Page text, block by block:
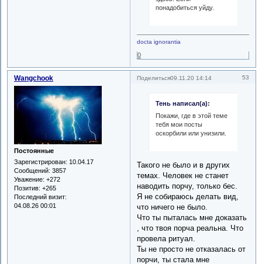
понадобиться уйду.
docta ignorantia
0
Поделиться 53
09.11.20 14:14
Wangchook
Постоянные
Зарегистрирован: 10.04.17
Сообщений: 3857
Уважение: +272
Позитив: +265
Последний визит:
04.08.26 00:01
Тень написал(а):
Покажи, где в этой теме
тебя мои посты
оскорбили или унизили.
Такого не было и в других
темах. Человек не станет
наводить порчу, только бес.
Я не собираюсь делать вид,
что ничего не было.
Что ты пыталась мне доказать
, что твоя порча реальна. Что
провела ритуал.
Ты не просто не отказалась от
порчи, ты стала мне